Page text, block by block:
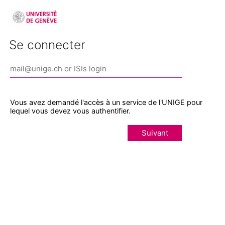
Se connecter
Vous avez demandé l'accès à un service de l'UNIGE pour
lequel vous devez vous authentifier.
Suivant